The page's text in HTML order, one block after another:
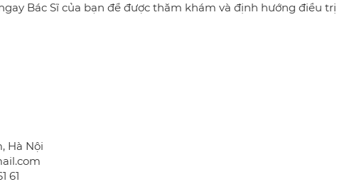
Bác Sĩ của bạn để được thăm khám và định hướng điều trị
Hà Nội
61